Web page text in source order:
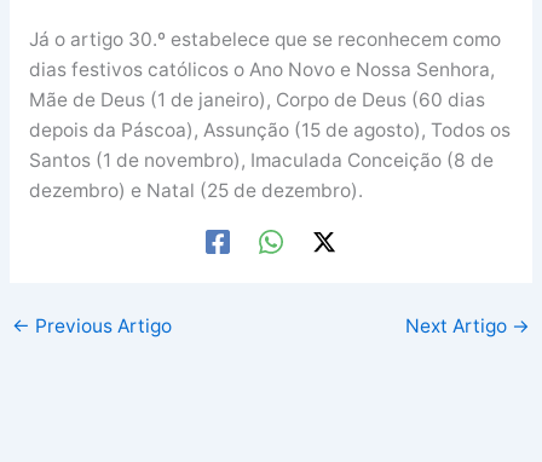
Já o artigo 30.º estabelece que se reconhecem como
dias festivos católicos o Ano Novo e Nossa Senhora,
Mãe de Deus (1 de janeiro), Corpo de Deus (60 dias
depois da Páscoa), Assunção (15 de agosto), Todos os
Santos (1 de novembro), Imaculada Conceição (8 de
dezembro) e Natal (25 de dezembro).
← Previous Artigo Next Artigo →